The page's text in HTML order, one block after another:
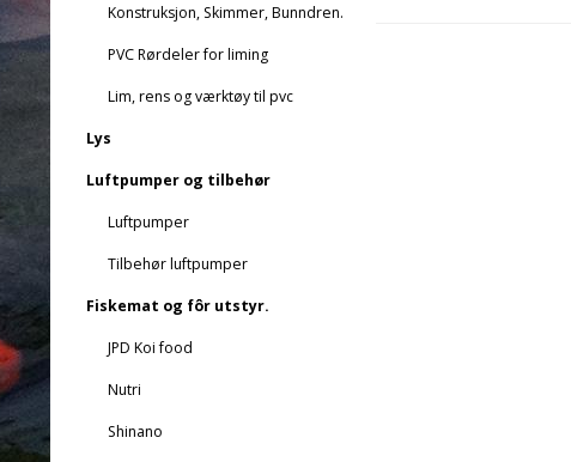
Konstruksjon, Skimmer, Bunndren.
PVC Rørdeler for liming
Lim, rens og værktøy til pvc
Lys
Luftpumper og tilbehør
Luftpumper
Tilbehør luftpumper
Fiskemat og fôr utstyr.
JPD Koi food
Nutri
Shinano